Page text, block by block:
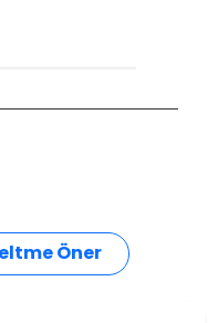
Öner